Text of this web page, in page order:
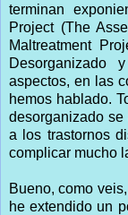
terminan
Project (The
Maltreatment
Desorganizado
aspectos, en las
hemos hablado.
desorganizado
a los trastornos
complicar mucho
Bueno, como
he extendido un